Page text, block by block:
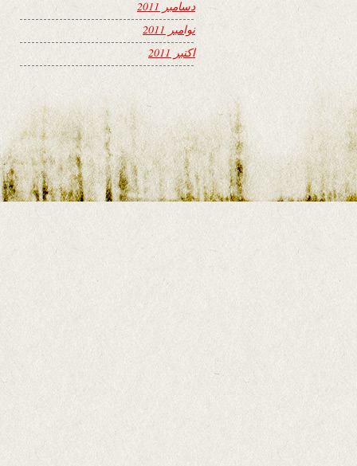
دسامبر 2011
نوامبر 2011
اکتبر 2011